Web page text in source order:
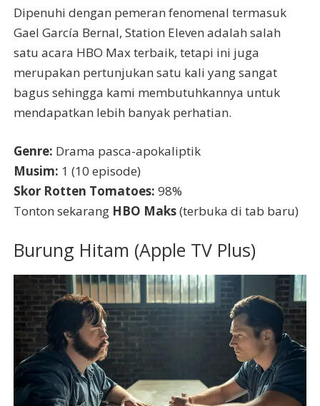
Dipenuhi dengan pemeran fenomenal termasuk
Gael García Bernal, Station Eleven adalah salah
satu acara HBO Max terbaik, tetapi ini juga
merupakan pertunjukan satu kali yang sangat
bagus sehingga kami membutuhkannya untuk
mendapatkan lebih banyak perhatian.
Genre: Drama pasca-apokaliptik
Musim: 1 (10 episode)
Skor Rotten Tomatoes: 98%
Tonton sekarang HBO Maks(terbuka di tab baru)
Burung Hitam (Apple TV Plus)